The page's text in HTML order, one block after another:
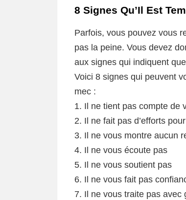
8 Signes Qu’Il Est
Parfois, vous pouvez vous
pas la peine. Vous devez
aux signes qui indiquent
Voici 8 signes qui peuvent
mec :
1. Il ne tient pas compte de
2. Il ne fait pas d’efforts
3. Il ne vous montre aucun
4. Il ne vous écoute pas
5. Il ne vous soutient pas
6. Il ne vous fait pas
7. Il ne vous traite pas avec